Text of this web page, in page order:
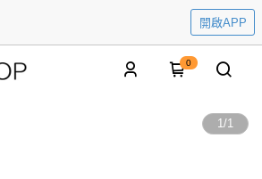
開啟APP
0
1/1